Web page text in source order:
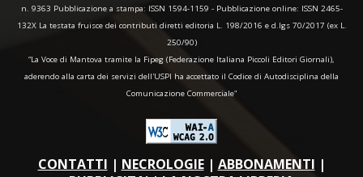
n. 9363 Pubblicazione a stampa: ISSN 1594-1159 - Pubblicazione online: ISSN 2465-
132X La testata fruisce dei contributi diretti editoria L. 198/2016 e d.lgs 70/2017 (ex L.
250/90)
“La Voce di Mantova tramite la Fipeg (Federazione Italiana Piccoli Editori Giornali),
aderendo alla carta dei servizi dell'USPI ha accettato il Codice di Autodisciplina della
Comunicazione Commerciale"
CONTATTI | NECROLOGIE| ABBONAMENTI |